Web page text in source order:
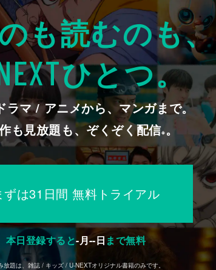
も読むのも、
ひとつ。
ラマ / アニメから、マンガまで。
も見放題も、ぞくぞく配信※ 。
ずは31日間 無料トライアル
本日登録すると-月--日 まで無料
放題は、雑誌 / キッズ / U-NEXTオリジナル書籍のみです。